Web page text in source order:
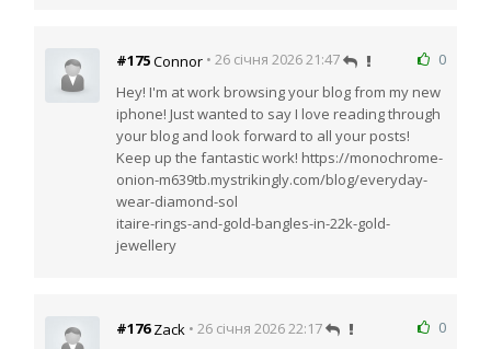
0
#175Connor • 26 січня 2026 21:47
Hey! I'm at work browsing your blog from my new
iphone! Just wanted to say I love reading through
your blog and look forward to all your posts!
Keep up the fantastic work! https://monochrome-
onion-m639tb.mystrikingly.com/blog/everyday-
wear-diamond-sol
itaire-rings-and-gold-bangles-in-22k-gold-
jewellery
0
#176 Zack • 26 січня 2026 22:17